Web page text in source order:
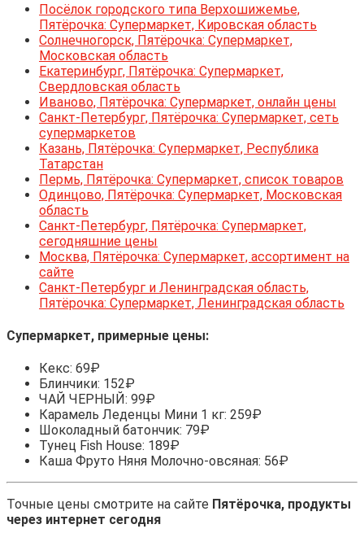
Посёлок городского типа Верхошижемье,
Пятёрочка: Супермаркет, Кировская область
Солнечногорск, Пятёрочка: Супермаркет,
Московская область
Екатеринбург, Пятёрочка: Супермаркет,
Свердловская область
Иваново, Пятёрочка: Супермаркет, онлайн цены
Санкт-Петербург, Пятёрочка: Супермаркет, сеть
супермаркетов
Казань, Пятёрочка: Супермаркет, Республика
Татарстан
Пермь, Пятёрочка: Супермаркет, список товаров
Одинцово, Пятёрочка: Супермаркет, Московская
область
Санкт-Петербург, Пятёрочка: Супермаркет,
сегодняшние цены
Москва, Пятёрочка: Супермаркет, ассортимент на
сайте
Санкт-Петербург и Ленинградская область,
Пятёрочка: Супермаркет, Ленинградская область
Супермаркет, примерные цены:
Кекс: 69₽
Блинчики: 152₽
ЧАЙ ЧЕРНЫЙ: 99₽
Карамель Леденцы Мини 1 кг: 259₽
Шоколадный батончик: 79₽
Тунец Fish House: 189₽
Каша Фруто Няня Молочно-овсяная: 56₽
Точные цены смотрите на сайте Пятёрочка, продукты
через интернет сегодня